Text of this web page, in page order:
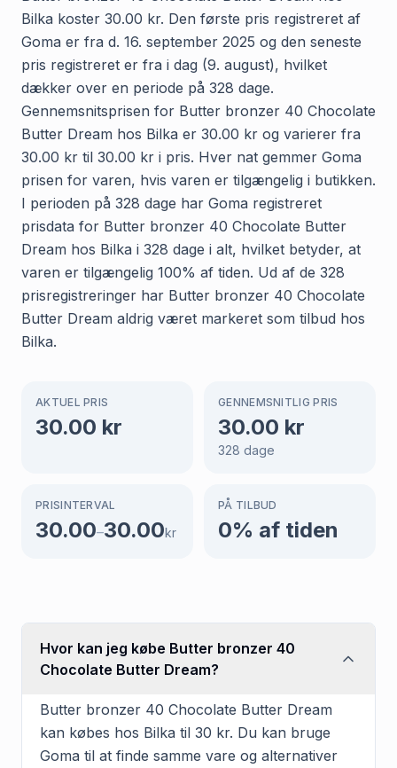
Bilka koster 30.00 kr. Den første pris registreret af
Goma er fra d. 16. september 2025 og den seneste
pris registreret er fra i dag (9. august), hvilket
dækker over en periode på 328 dage.
Gennemsnitsprisen for Butter bronzer 40 Chocolate
Butter Dream hos Bilka er 30.00 kr og varierer fra
30.00 kr til 30.00 kr i pris. Hver nat gemmer Goma
prisen for varen, hvis varen er tilgængelig i butikken.
I perioden på 328 dage har Goma registreret
prisdata for Butter bronzer 40 Chocolate Butter
Dream hos Bilka i 328 dage i alt, hvilket betyder, at
varen er tilgængelig 100% af tiden. Ud af de 328
prisregistreringer har Butter bronzer 40 Chocolate
Butter Dream aldrig været markeret som tilbud hos
Bilka.
AKTUEL PRIS
30.00 kr
GENNEMSNITLIG PRIS
30.00 kr
328 dage
PRISINTERVAL
30.00–30.00kr
PÅ TILBUD
0% af tiden
Hvor kan jeg købe Butter bronzer 40
Chocolate Butter Dream?
Butter bronzer 40 Chocolate Butter Dream
kan købes hos Bilka til 30 kr. Du kan bruge
Goma til at finde samme vare og alternativer